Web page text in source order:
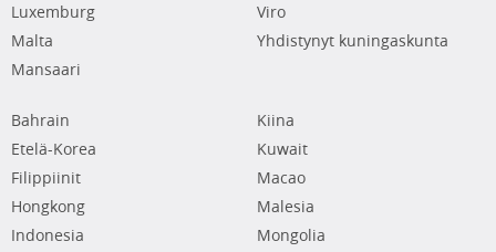
Luxemburg
Malta
Mansaari
Viro
Yhdistynyt kuningaskunta
Bahrain
Etelä-Korea
Filippiinit
Hongkong
Indonesia
Kiina
Kuwait
Macao
Malesia
Mongolia